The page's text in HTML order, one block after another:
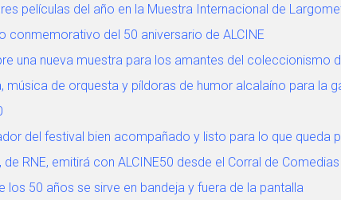
películas del año en la Muestra Internacional de
conmemorativo del 50 aniversario de ALCINE
una nueva muestra para los amantes del coleccionismo
música de orquesta y píldoras de humor alcalaíno para la
del festival bien acompañado y listo para lo que queda
de RNE, emitirá con ALCINE50 desde el Corral de
los 50 años se sirve en bandeja y fuera de la pantalla